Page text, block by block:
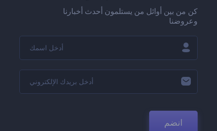
كن من بين أوائل من يستلمون أحدث أخبارنا
وعروضنا
انضم